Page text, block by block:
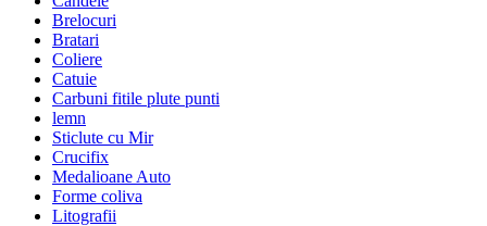
Brelocuri
Bratari
Coliere
Catuie
Carbuni fitile plute punti
lemn
Sticlute cu Mir
Crucifix
Medalioane Auto
Forme coliva
Litografii